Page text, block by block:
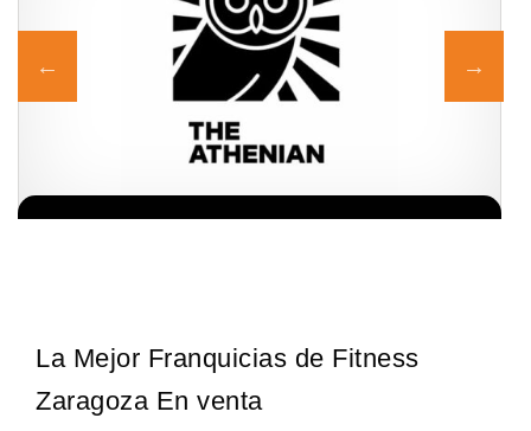
La Mejor Franquicias de Fitness
Zaragoza En venta